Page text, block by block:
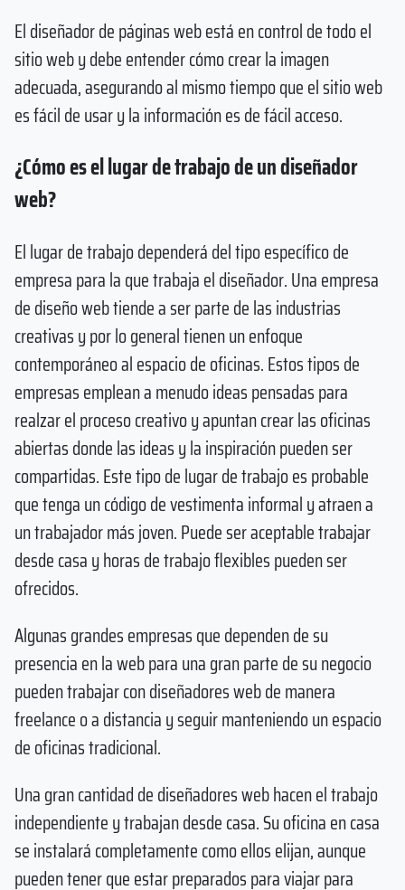
El diseñador de páginas web está en control de todo el
sitio web y debe entender cómo crear la imagen
adecuada, asegurando al mismo tiempo que el sitio web
es fácil de usar y la información es de fácil acceso.
¿Cómo es el lugar de trabajo de un diseñador
web?
El lugar de trabajo dependerá del tipo específico de
empresa para la que trabaja el diseñador. Una empresa
de diseño web tiende a ser parte de las industrias
creativas y por lo general tienen un enfoque
contemporáneo al espacio de oficinas. Estos tipos de
empresas emplean a menudo ideas pensadas para
realzar el proceso creativo y apuntan crear las oficinas
abiertas donde las ideas y la inspiración pueden ser
compartidas. Este tipo de lugar de trabajo es probable
que tenga un código de vestimenta informal y atraen a
un trabajador más joven. Puede ser aceptable trabajar
desde casa y horas de trabajo flexibles pueden ser
ofrecidos.
Algunas grandes empresas que dependen de su
presencia en la web para una gran parte de su negocio
pueden trabajar con diseñadores web de manera
freelance o a distancia y seguir manteniendo un espacio
de oficinas tradicional.
Una gran cantidad de diseñadores web hacen el trabajo
independiente y trabajan desde casa. Su oficina en casa
se instalará completamente como ellos elijan, aunque
pueden tener que estar preparados para viajar para